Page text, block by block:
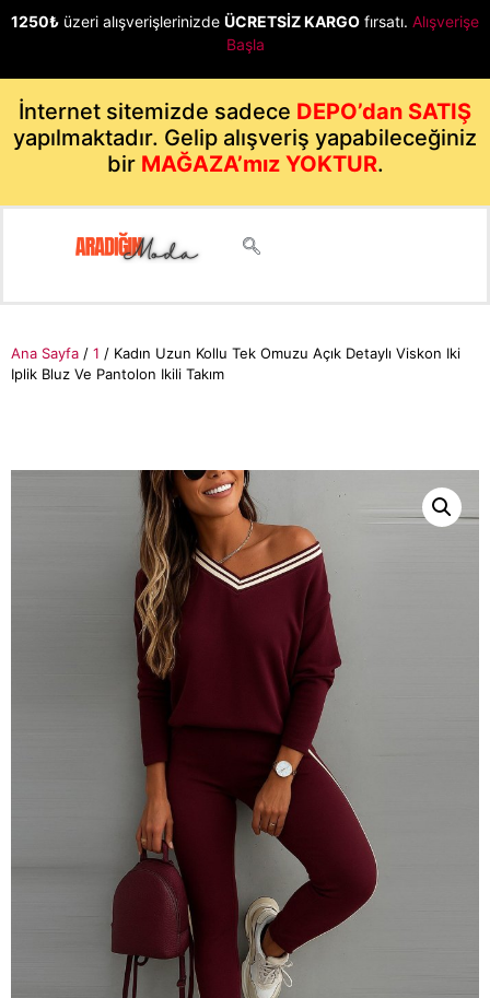
1250₺ üzeri alışverişlerinizde ÜCRETSİZ KARGO fırsatı. Alışverişe
Başla
İnternet sitemizde sadece DEPO’dan SATIŞ
yapılmaktadır. Gelip alışveriş yapabileceğiniz
bir MAĞAZA’mız YOKTUR.
Ana Sayfa / 1 / Kadın Uzun Kollu Tek Omuzu Açık Detaylı Viskon Iki
Iplik Bluz Ve Pantolon Ikili Takım